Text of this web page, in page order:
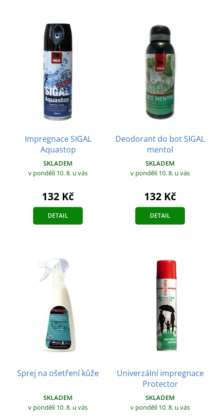
Impregnace SIGAL
Aquastop
SKLADEM
v pondělí 10. 8. u vás
132 Kč
DETAIL
Deodorant do bot SIGAL
mentol
SKLADEM
v pondělí 10. 8. u vás
132 Kč
DETAIL
Sprej na ošetření kůže
SKLADEM
v pondělí 10. 8. u vás
Univerzální impregnace
Protector
SKLADEM
v pondělí 10. 8. u vás